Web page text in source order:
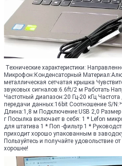
Технические характеристики:
Микрофон:Конденсаторный
металлическая сетчатая крышка
звуковых сигналов:6.6ft/2 м Работать
Частотный диапазон:20 Гц-20 кГц Частота
передачи данных:16bit Соотношение S/
Длина:1,8 м Подключение:USB 2,0
г Посылка включает в себя: 1 * Lefon
для штатива 1 * Поп -фильтр 1 *
приходит хорошо упакованным в
Пользуйтесь и получайте удовольствие
хорошее!